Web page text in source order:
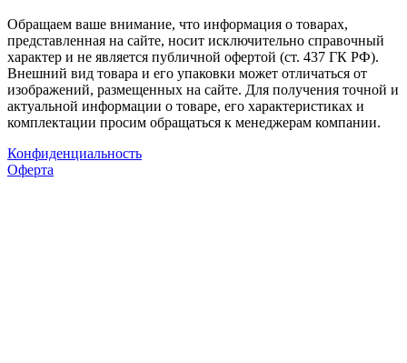
Обращаем ваше внимание, что информация о товарах,
представленная на сайте, носит исключительно справочный
характер и не является публичной офертой (ст. 437 ГК РФ).
Внешний вид товара и его упаковки может отличаться от
изображений, размещенных на сайте. Для получения точной и
актуальной информации о товаре, его характеристиках и
комплектации просим обращаться к менеджерам компании.
Конфиденциальность
Оферта